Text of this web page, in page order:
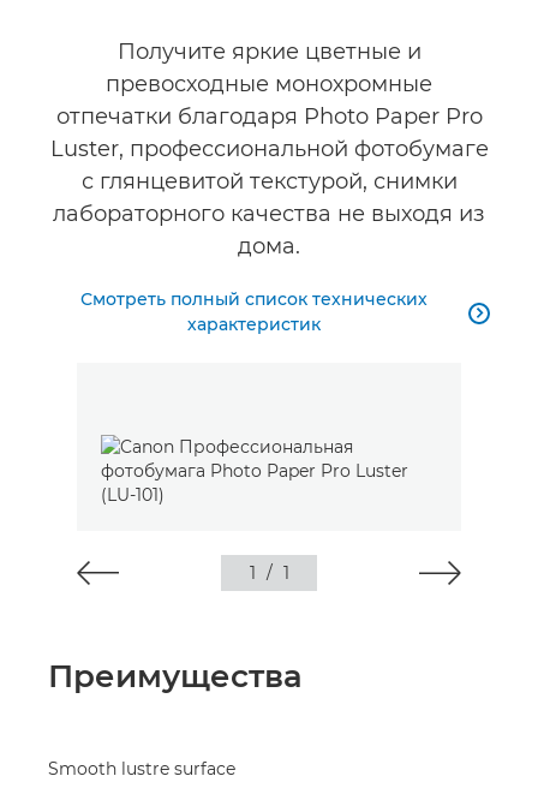
Получите яркие цветные и
превосходные монохромные
отпечатки благодаря Photo Paper Pro
Luster, профессиональной фотобумаге
с глянцевитой текстурой, снимки
лабораторного качества не выходя из
дома.
Смотреть полный список технических
характеристик

1 / 1
Преимущества
Smooth lustre surface